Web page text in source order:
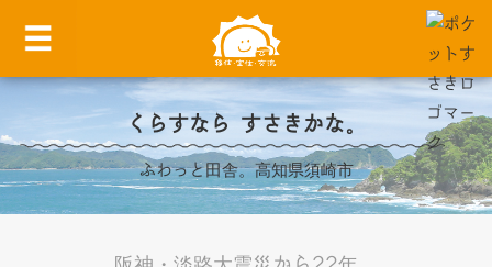
くらすなら すさきかな。
ふわっと田舎。高知県須崎市